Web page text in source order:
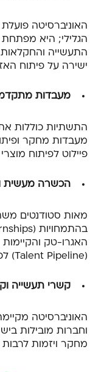
האוניברסיטה
הגלילי; היא
התעשייה
ישירה על פיתוח
מעבדות
התשתיות כוללות
מעבדות מחקר
פיילוט לפיתוח
הכשרה מעשית
מאות סטודנטים
בהתמחויות (
האגרו-טק והקיימות
(
Talent Pipeline
)
קשרי תעשייה
האוניברסיטה
וחברות מובילות
מחקר ויזמות